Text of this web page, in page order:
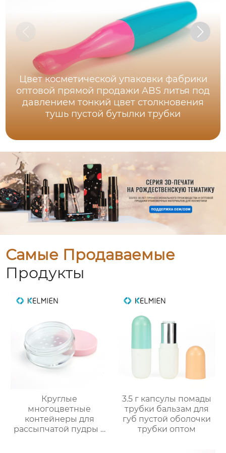
Цвет косметической упаковки фабрики
оптовой прямой продажи ABS литья под
давлением тонкий цвет столкновения
тушь пустой бутылки трубки
Самые Продаваемые
Продукты
Круглые
многоцветные
контейнеры для
рассыпчатой пудры с
3.5 г капсулы помады
трубки бальзам для
губ пустой оболочки
трубки оптом